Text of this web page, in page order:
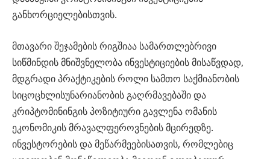
განხორციელებისთვის.
მთავარი შეჯამების რიგშიაა სამართლებრივი
სიწმინდის მნიშვნელობა ინვესტიციების მისაწვდად,
მდგრადი პრაქტიკების როლი სამთო საქმიანობის
სიცოცხლისუნარიანობის გაღრმავებაში და
კრიპტომინინგის პოზიტიური გავლენა ომანის
ეკონომიკის მრავალფეროვნების მცირედზე.
ინვესტორების და მეწარმეებისათვის, რომლებიც